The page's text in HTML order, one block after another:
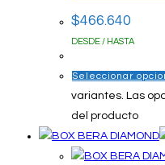
$466.640
DESDE / HASTA
Seleccionar
variantes. Las
del producto